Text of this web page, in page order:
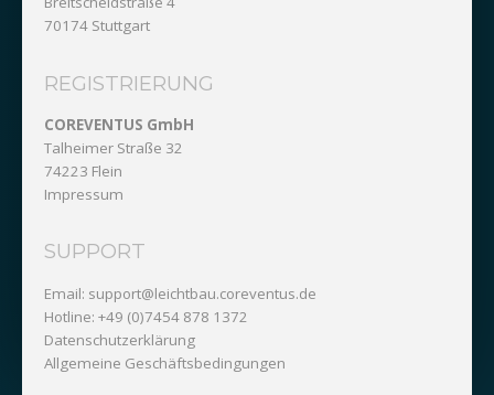
70174 Stuttgart
REGISTRIERUNG
COREVENTUS GmbH
Talheimer Straße 32
74223 Flein
Impressum
SUPPORT
Email: support@leichtbau.coreventus.de
Hotline: +49 (0)7454 878 1372
Datenschutzerklärung
Allgemeine Geschäftsbedingungen